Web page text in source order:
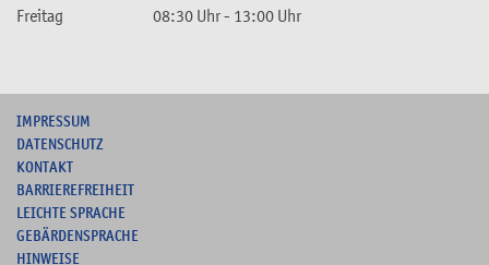
Freitag
08:30 Uhr- 13:00 Uhr
IMPRESSUM
DATENSCHUTZ
KONTAKT
BARRIEREFREIHEIT
LEICHTE SPRACHE
GEBÄRDENSPRACHE
HINWEISE